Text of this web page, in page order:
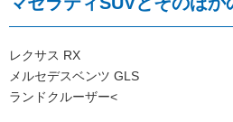
レクサス RX
メルセデスベンツ GLS
ランドクルーザー<